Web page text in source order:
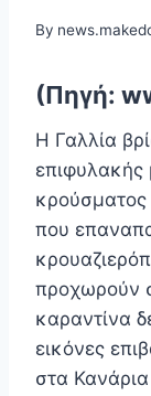
By
(Πηγή:
Η Γαλλία
επιφυλακής
κρούσματος
που
προχωρούν
καραντίνα
εικόνες
στα